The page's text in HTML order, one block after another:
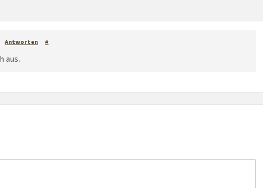
Antworten #
aus.